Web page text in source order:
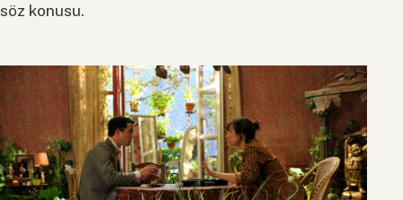
söz konusu.